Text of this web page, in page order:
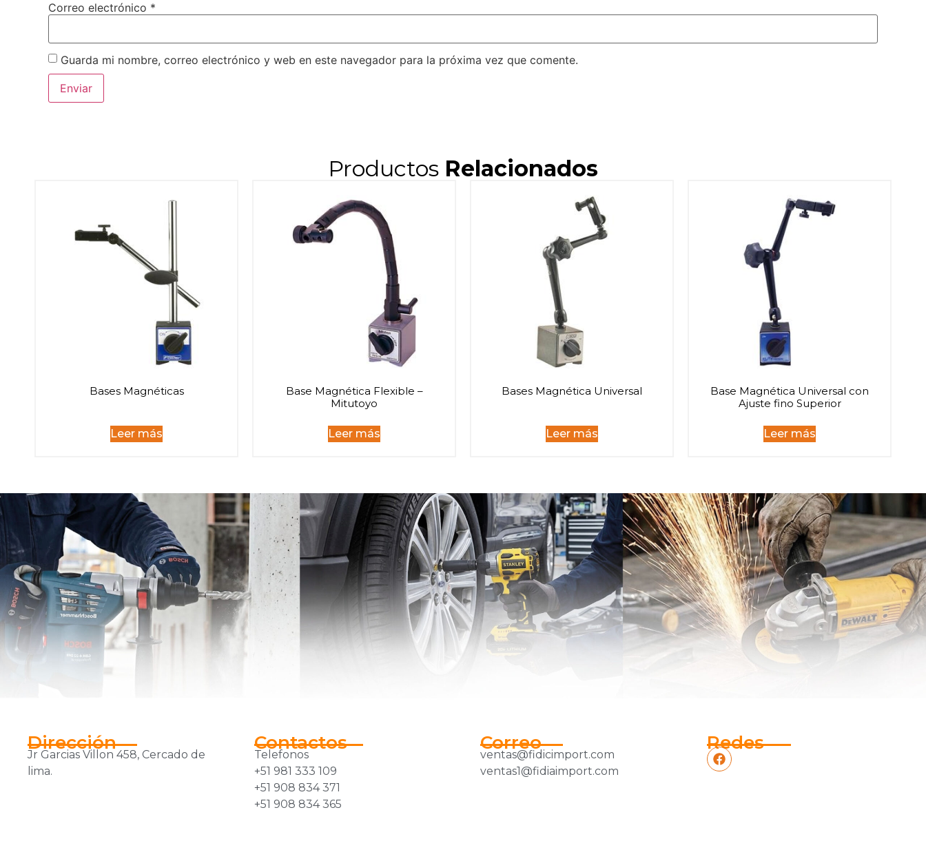
Correo electrónico *
Guarda mi nombre, correo electrónico y web en este navegador para la próxima vez que comente.
Productos Relacionados
Bases Magnéticas
Leer más
Base Magnética Flexible –
Mitutoyo
Leer más
Bases Magnética Universal
Leer más
Base Magnética Universal con
Ajuste fino Superior
Leer más
Dirección
Jr Garcias Villon 458, Cercado de
lima.
Contactos
Telefonos
+51 981 333 109
+51 908 834 371
+51 908 834 365
Correo
ventas@fidicimport.com
ventas1@fidiaimport.com
Redes